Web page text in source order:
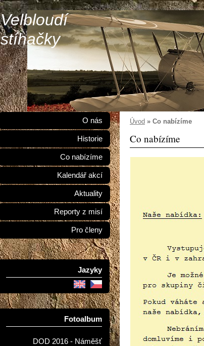
Velbloudí
stíhačky
Úvod » Co nabízíme
Co nabízíme
O nás
Historie
Co nabízíme
Kalendář akcí
Aktuality
Reporty z misí
Pro členy
Jazyky
Fotoalbum
DOD 2016 - Náměšť